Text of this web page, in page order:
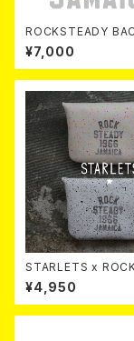
ROCKSTEADY
¥7,000
STARLETS x
Multi Case SPLASH
¥4,950